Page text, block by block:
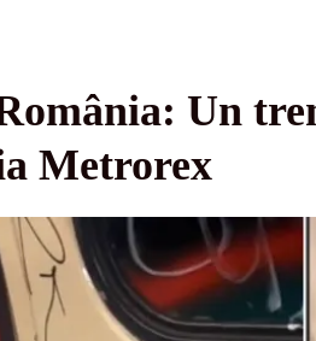
Un
Metrorex